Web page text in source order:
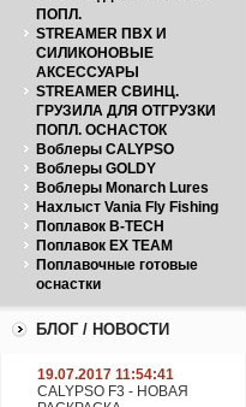
ПОПЛ.
STREAMER ПВХ И
СИЛИКОНОВЫЕ
АКСЕССУАРЫ
STREAMER СВИНЦ.
ГРУЗИЛА ДЛЯ ОТГРУЗКИ
ПОПЛ. ОСНАСТОК
Воблеры CALYPSO
Воблеры GOLDY
Воблеры Monarch Lures
Нахлыст Vania Fly Fishing
Поплавок B-TECH
Поплавок EX TEAM
Поплавочные готовые
оснастки
БЛОГ / НОВОСТИ
19.07.2017 11:54:41
CALYPSO F3 - НОВАЯ